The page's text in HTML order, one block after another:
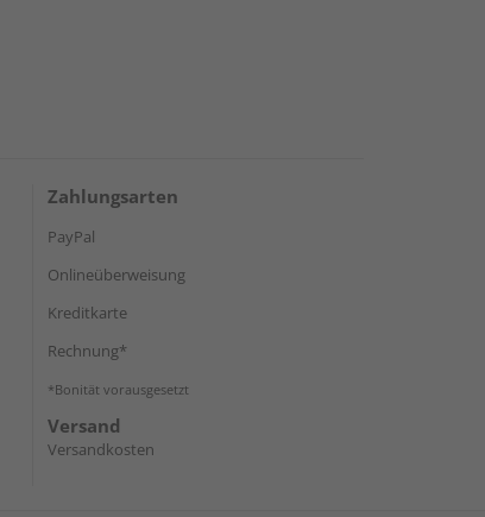
Zahlungsarten
PayPal
Onlineüberweisung
Kreditkarte
Rechnung*
*Bonität vorausgesetzt
Versand
Versandkosten